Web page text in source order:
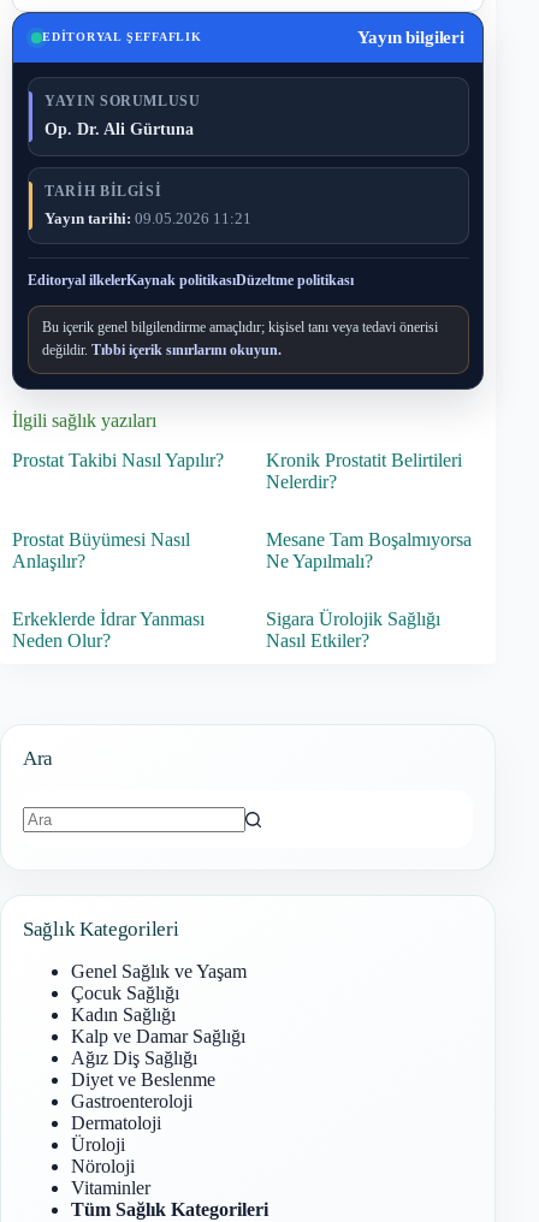
EDITORYAL ŞEFFAFLIK Yayın bilgileri
YAYIN SORUMLUSU
Op. Dr. Ali Gürtuna
TARIH BILGISI
Yayın tarihi: 09.05.2026 11:21
Editoryal ilkelerKaynak politikasıDüzeltme politikası
Bu içerik genel bilgilendirme amaçlıdır; kişisel tanı veya tedavi önerisi
değildir. Tıbbi içerik sınırlarını okuyun.
İlgili sağlık yazıları
Prostat Takibi Nasıl Yapılır?
Kronik Prostatit Belirtileri
Nelerdir?
Prostat Büyümesi Nasıl
Anlaşılır?
Mesane Tam Boşalmıyorsa
Ne Yapılmalı?
Erkeklerde İdrar Yanması
Neden Olur?
Sigara Ürolojik Sağlığı
Nasıl Etkiler?
Ara
Sağlık Kategorileri
Genel Sağlık ve Yaşam
Çocuk Sağlığı
Kadın Sağlığı
Kalp ve Damar Sağlığı
Ağız Diş Sağlığı
Diyet ve Beslenme
Gastroenteroloji
Dermatoloji
Üroloji
Nöroloji
Vitaminler
Tüm Sağlık Kategorileri